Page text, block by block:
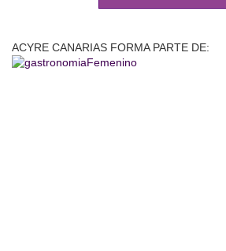
ACYRE CANARIAS FORMA PARTE DE: